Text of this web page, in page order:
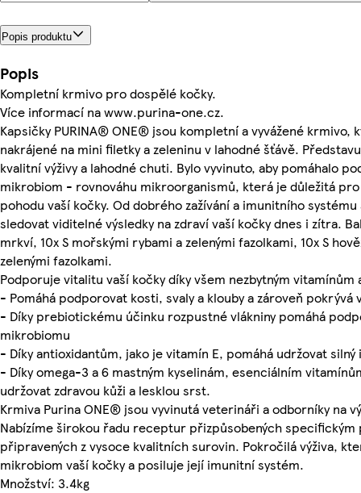
Popis produktu
Popis
Kompletní krmivo pro dospělé kočky.
Více informací na www.purina-one.cz.
Kapsičky PURINA® ONE® jsou kompletní a vyvážené krmivo,
nakrájené na mini filetky a zeleninu v lahodné šťávě.
kvalitní výživy a lahodné chuti. Bylo vyvinuto, aby pomáhalo
mikrobiom - rovnováhu mikroorganismů, která je důležitá
pohodu vaší kočky. Od dobrého zažívání a imunitního
sledovat viditelné výsledky na zdraví vaší kočky dnes i zítra.
mrkví, 10x S mořskými rybami a zelenými fazolkami, 10x S
zelenými fazolkami.
Podporuje vitalitu vaší kočky díky všem nezbytným
- Pomáhá podporovat kosti, svaly a klouby a zároveň
- Díky prebiotickému účinku rozpustné vlákniny pomáhá
mikrobiomu
- Díky antioxidantům, jako je vitamín E, pomáhá udržovat
- Díky omega-3 a 6 mastným kyselinám, esenciálním
udržovat zdravou kůži a lesklou srst.
Krmiva Purina ONE® jsou vyvinutá veterináři a odborníky na
Nabízíme širokou řadu receptur přizpůsobených specifickým
připravených z vysoce kvalitních surovin. Pokročilá výživa,
mikrobiom vaší kočky a posiluje její imunitní systém.
Množství: 3.4kg